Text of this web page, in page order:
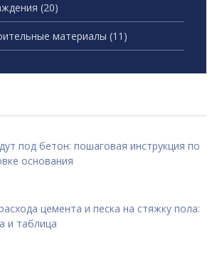
(20)
материалы (11)
под бетон: пошаговая инструкция по
основания
цемента и песка на стяжку пола:
и таблица